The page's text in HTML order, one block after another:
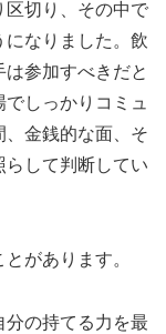
区切り、その中で
になりました。飲
参加すべきだと
しっかりコミュ
、金銭的な面、そ
して判断してい
があります。
の持てる力を最